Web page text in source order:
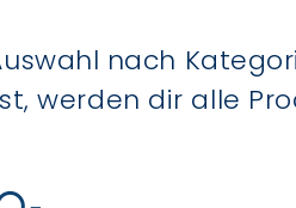
nach
werden dir alle